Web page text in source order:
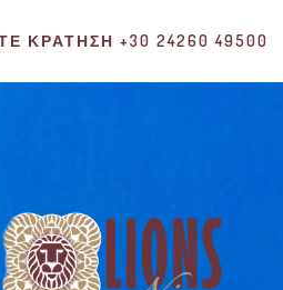
ΚΡΆΤΗΣΗ +30 24260 49500